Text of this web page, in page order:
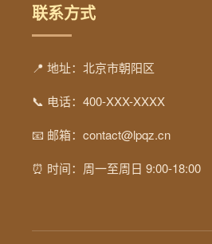
联系方式
📍 地址：北京市朝阳区
📞 电话：400-XXX-XXXX
📧 邮箱：contact@lpqz.cn
⏰ 时间：周一至周日 9:00-18:00